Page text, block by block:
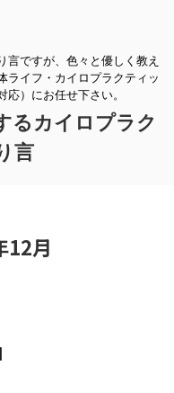
言ですが、色々と優しく教え
ライフ・カイロプラクティッ
）にお任せ下さい。
るカイロプラク
言
12月